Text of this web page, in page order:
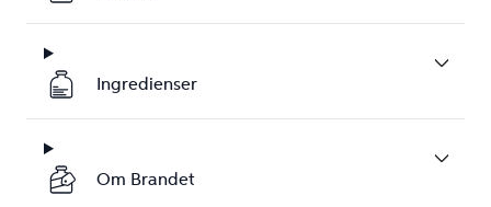
Ingredienser
Om Brandet